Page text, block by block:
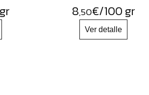
8,50€/100 gr